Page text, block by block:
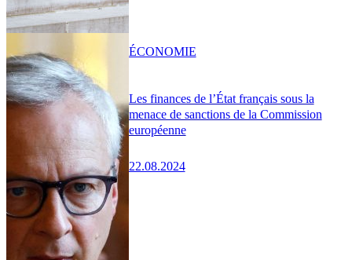
Les finances de l’État français sous la
menace de sanctions de la Commission
européenne
22.08.2024
ÉCONOMIE